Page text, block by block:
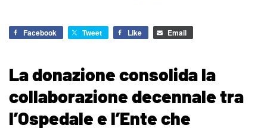
Facebook Tweet Like Email
La donazione consolida la
collaborazione decennale tra
l’Ospedale e l’Ente che